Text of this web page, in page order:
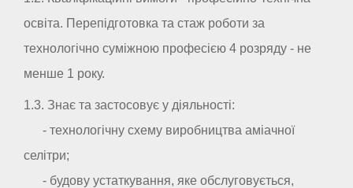
освіта. Перепідготовка та стаж роботи за
технологічно суміжною професією 4 розряду - не
менше 1 року.
1.3. Знає та застосовує у діяльності:
- технологічну схему виробництва аміачної
селітри;
- будову устаткування, яке обслуговується,